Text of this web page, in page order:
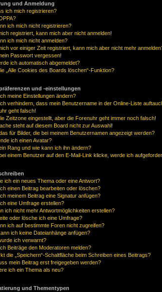
und Anmeldung
ich mich registrieren?
ich mich nicht registrieren?
registriert, kann mich aber nicht anmelden!
ich mich nicht anmelden?
vor einiger Zeit registriert, kann mich aber nicht mehr
Passwort vergessen!
ich automatisch abgemeldet?
„Alle Cookies des Boards löschen“-Funktion?
und -einstellungen
meine Einstellungen ändern?
verhindern, dass mein Benutzername in der Online-Liste
geht falsch!
Zeitzone eingestellt, aber die Forenuhr geht immer noch falsch!
steht auf diesem Board nicht zur Auswahl!
für Bilder, die bei meinem Benutzernamen angezeigt werden?
ich einen Avatar?
Rang und wie kann ich ihn ändern?
einem Benutzer auf den E-Mail-Link klicke, werde ich
ich ein neues Thema oder eine Antwort?
einen Beitrag bearbeiten oder löschen?
meinem Beitrag eine Signatur anfügen?
eine Umfrage erstellen?
ich nicht mehr Antwortmöglichkeiten erstellen?
oder lösche ich eine Umfrage?
ich auf bestimmte Foren nicht zugreifen?
ich keine Dateianhänge anfügen?
ich verwarnt?
Beiträge den Moderatoren melden?
die „Speichern“-Schaltfläche beim Schreiben eines Beitrags?
mein Beitrag erst freigegeben werden?
ich ein Thema als neu?
und Thementypen